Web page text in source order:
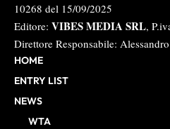
10268 del 15/09/2025
Editore: VIBES MEDIA SRL,
Direttore Responsabile:
HOME
ENTRY LIST
NEWS
WTA